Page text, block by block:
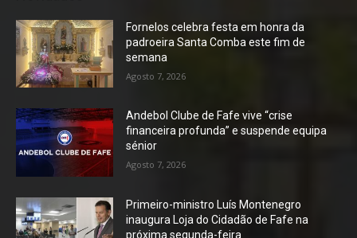
Fornelos celebra festa em honra da
padroeira Santa Comba este fim de
semana
Agosto 7, 2026
Andebol Clube de Fafe vive “crise
financeira profunda” e suspende equipa
sénior
Agosto 7, 2026
Primeiro-ministro Luís Montenegro
inaugura Loja do Cidadão de Fafe na
próxima segunda-feira